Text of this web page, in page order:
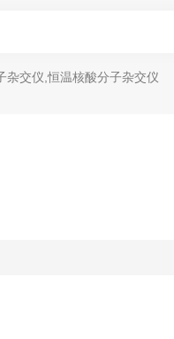
杂交仪,恒温核酸分子杂交仪